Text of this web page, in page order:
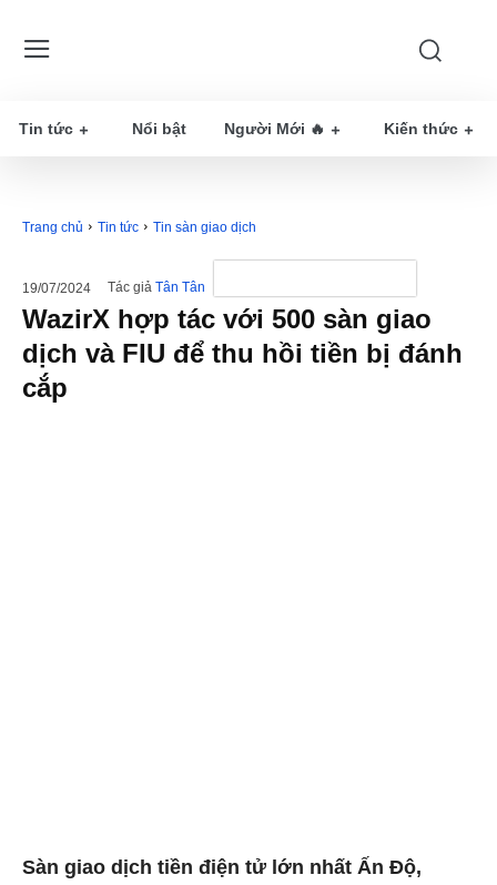
Tin tức Nổi bật Người Mới 🔥 Kiến thức
Trang chủ Tin tức Tin sàn giao dịch
19/07/2024 Tác giả Tân Tân
WazirX hợp tác với 500 sàn giao
dịch và FIU để thu hồi tiền bị đánh
cắp
Sàn giao dịch tiền điện tử lớn nhất Ấn Độ,